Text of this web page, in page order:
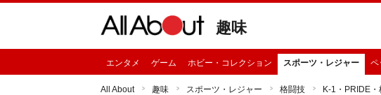
趣味
エンタメ ゲーム ホビー・コレクション スポーツ・レジャー ペ
All About 趣味 スポーツ・レジャー 格闘技 K-1・PRIDE